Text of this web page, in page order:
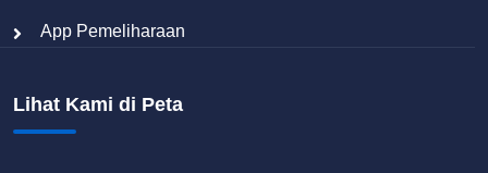
App Pemeliharaan
Lihat Kami di Peta